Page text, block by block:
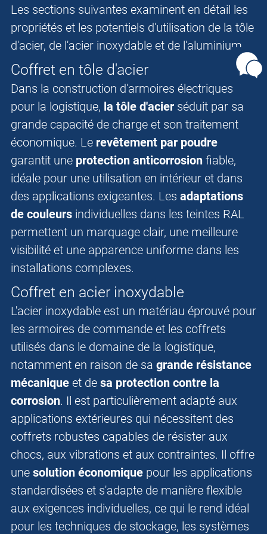
Les sections suivantes examinent en détail les
propriétés et les potentiels d'utilisation de la tôle
d'acier, de l'acier inoxydable et de l'aluminium.
Coffret en tôle d'acier
Dans la construction d'armoires électriques
pour la logistique, la tôle d'acier séduit par sa
grande capacité de charge et son traitement
économique. Le revêtement par poudre
garantit une protection anticorrosion fiable,
idéale pour une utilisation en intérieur et dans
des applications exigeantes. Les adaptations
de couleurs individuelles dans les teintes RAL
permettent un marquage clair, une meilleure
visibilité et une apparence uniforme dans les
installations complexes.
Coffret en acier inoxydable
L'acier inoxydable est un matériau éprouvé pour
les armoires de commande et les coffrets
utilisés dans le domaine de la logistique,
notamment en raison de sa grande résistance
mécanique et de sa protection contre la
corrosion. Il est particulièrement adapté aux
applications extérieures qui nécessitent des
coffrets robustes capables de résister aux
chocs, aux vibrations et aux contraintes. Il offre
une solution économique pour les applications
standardisées et s'adapte de manière flexible
aux exigences individuelles, ce qui le rend idéal
pour les techniques de stockage, les systèmes